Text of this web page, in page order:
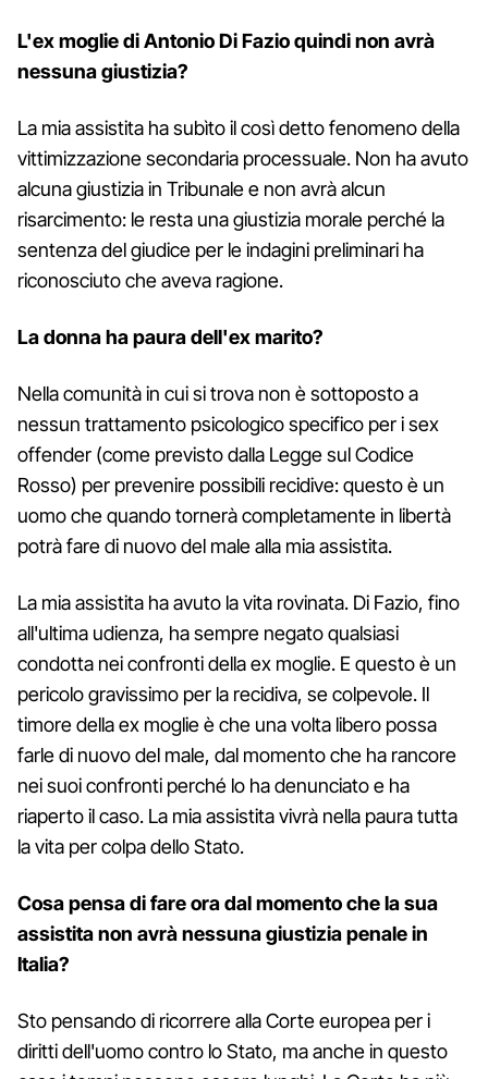
L'ex moglie di Antonio Di Fazio quindi non avrà
nessuna giustizia?
La mia assistita ha subìto il così detto fenomeno della
vittimizzazione secondaria processuale. Non ha avuto
alcuna giustizia in Tribunale e non avrà alcun
risarcimento: le resta una giustizia morale perché la
sentenza del giudice per le indagini preliminari ha
riconosciuto che aveva ragione.
La donna ha paura dell'ex marito?
Nella comunità in cui si trova non è sottoposto a
nessun trattamento psicologico specifico per i sex
offender (come previsto dalla Legge sul Codice
Rosso) per prevenire possibili recidive: questo è un
uomo che quando tornerà completamente in libertà
potrà fare di nuovo del male alla mia assistita.
La mia assistita ha avuto la vita rovinata. Di Fazio, fino
all'ultima udienza, ha sempre negato qualsiasi
condotta nei confronti della ex moglie. E questo è un
pericolo gravissimo per la recidiva, se colpevole. Il
timore della ex moglie è che una volta libero possa
farle di nuovo del male, dal momento che ha rancore
nei suoi confronti perché lo ha denunciato e ha
riaperto il caso. La mia assistita vivrà nella paura tutta
la vita per colpa dello Stato.
Cosa pensa di fare ora dal momento che la sua
assistita non avrà nessuna giustizia penale in
Italia?
Sto pensando di ricorrere alla Corte europea per i
diritti dell'uomo contro lo Stato, ma anche in questo